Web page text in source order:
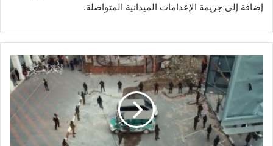
إضافة إلى جريمة الإعدامات الميدانية المتواصلة.
ا
ق
س
ا
م